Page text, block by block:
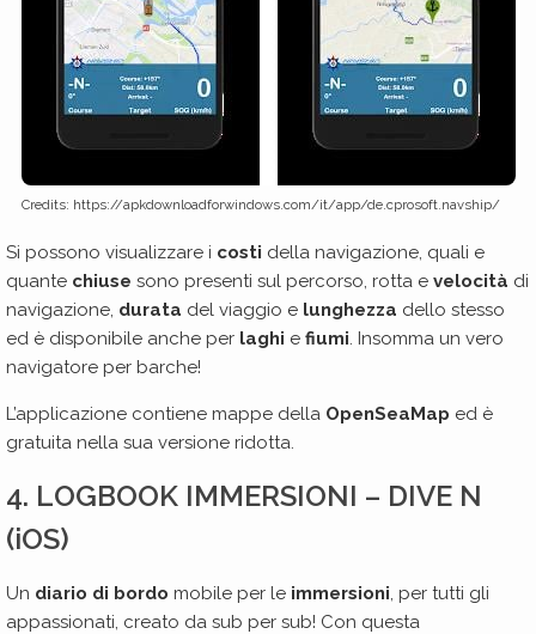
Credits: https://apkdownloadforwindows.com/it/app/de.cprosoft.navship/
Si possono visualizzare i costi della navigazione, quali e
quante chiuse sono presenti sul percorso, rotta e velocità di
navigazione, durata del viaggio e lunghezza dello stesso
ed è disponibile anche per laghi e fiumi. Insomma un vero
navigatore per barche!
L’applicazione contiene mappe della OpenSeaMap ed è
gratuita nella sua versione ridotta.
4. LOGBOOK IMMERSIONI – DIVE N
(iOS)
Un diario di bordo mobile per le immersioni, per tutti gli
appassionati, creato da sub per sub! Con questa